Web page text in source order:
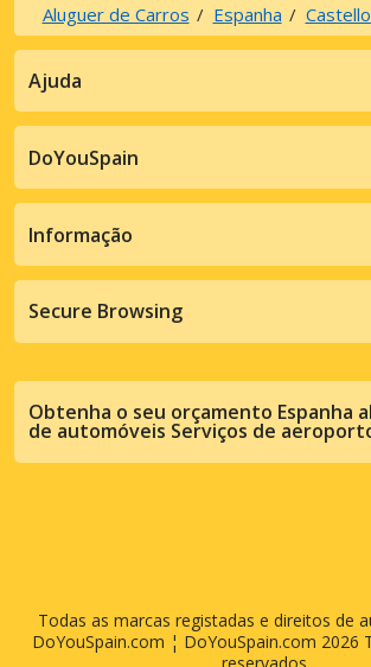
Aluguer de Carros Espanha
Ajuda
DoYouSpain
Informação
Secure Browsing
Obtenha o seu orçamento Espanha
de automóveis Serviços de
Todas as marcas registadas e direitos de
DoYouSpain.com ¦ DoYouSpain.com 2026
reservados.